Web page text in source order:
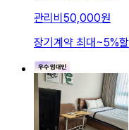
관리비 50,000원
장기계약 최대 ~5%